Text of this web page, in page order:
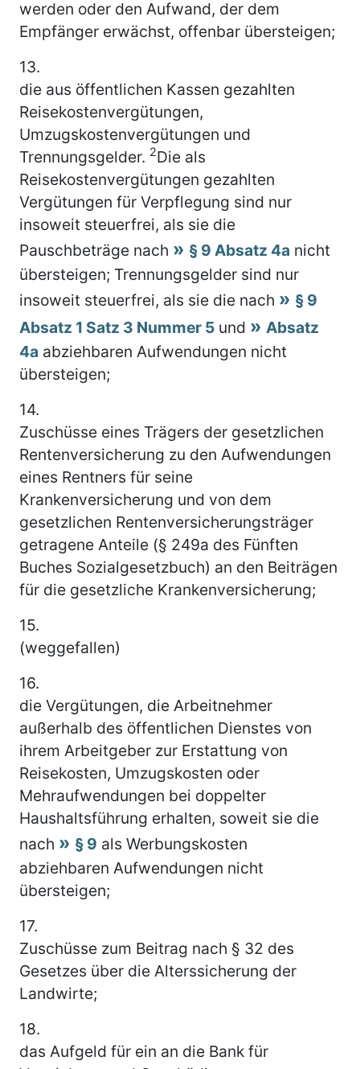
werden oder den Aufwand, der dem
Empfänger erwächst, offenbar übersteigen;
13.
die aus öffentlichen Kassen gezahlten
Reisekostenvergütungen,
Umzugskostenvergütungen und
Trennungsgelder. 2Die als
Reisekostenvergütungen gezahlten
Vergütungen für Verpflegung sind nur
insoweit steuerfrei, als sie die
Pauschbeträge nach
§ 9 Absatz 4a nicht
übersteigen; Trennungsgelder sind nur
insoweit steuerfrei, als sie die nach
§ 9
Absatz 1 Satz 3 Nummer 5 und
Absatz
4a abziehbaren Aufwendungen nicht
übersteigen;
14.
Zuschüsse eines Trägers der gesetzlichen
Rentenversicherung zu den Aufwendungen
eines Rentners für seine
Krankenversicherung und von dem
gesetzlichen Rentenversicherungsträger
getragene Anteile (§ 249a des Fünften
Buches Sozialgesetzbuch) an den Beiträgen
für die gesetzliche Krankenversicherung;
15.
(weggefallen)
16.
die Vergütungen, die Arbeitnehmer
außerhalb des öffentlichen Dienstes von
ihrem Arbeitgeber zur Erstattung von
Reisekosten, Umzugskosten oder
Mehraufwendungen bei doppelter
Haushaltsführung erhalten, soweit sie die
nach
§ 9 als Werbungskosten
abziehbaren Aufwendungen nicht
übersteigen;
17.
Zuschüsse zum Beitrag nach § 32 des
Gesetzes über die Alterssicherung der
Landwirte;
18.
das Aufgeld für ein an die Bank für